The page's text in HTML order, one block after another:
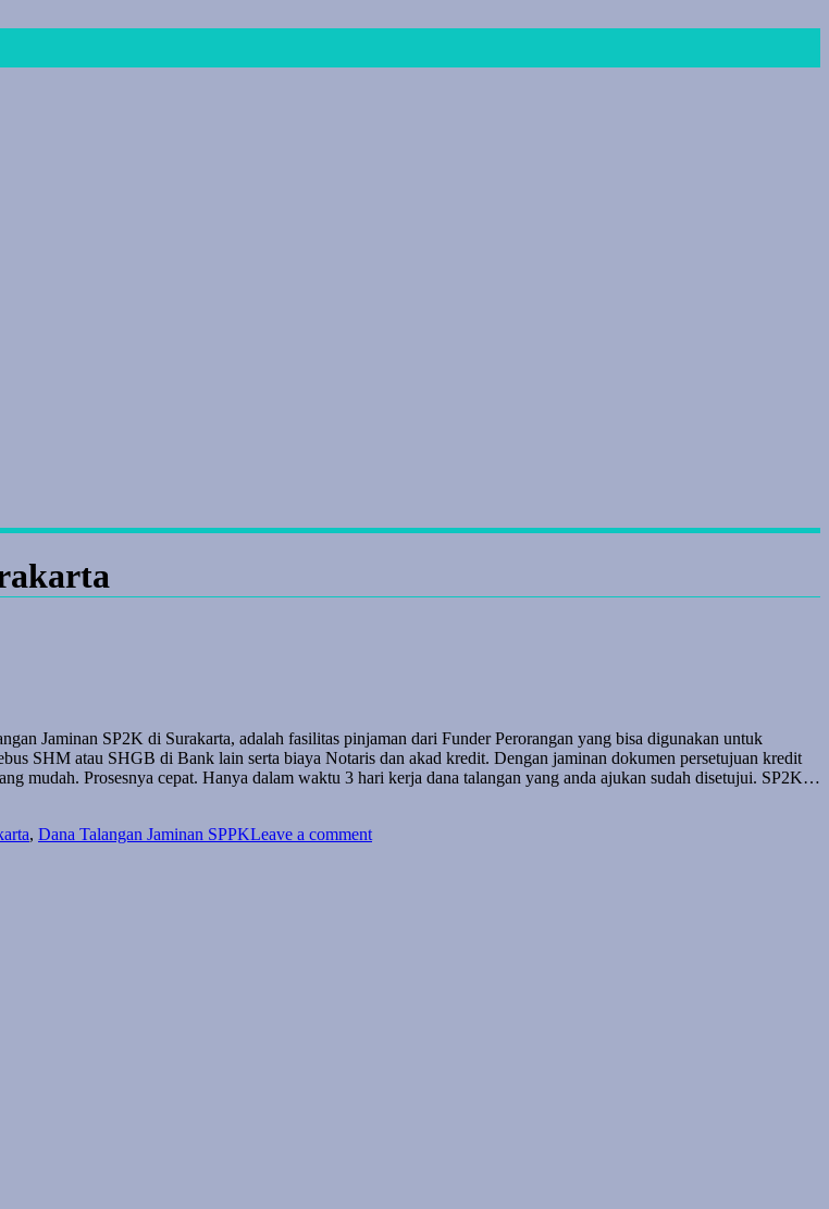
Jaminan SP2K di Surakarta, adalah fasilitas pinjaman dari Funder Perorangan yang bisa digunakan untuk
SHM atau SHGB di Bank lain serta biaya Notaris dan akad kredit. Dengan jaminan dokumen persetujuan kredit
mudah. Prosesnya cepat. Hanya dalam waktu 3 hari kerja dana talangan yang anda ajukan sudah disetujui. SP2K…
, Dana Talangan Jaminan SPPKLeave a comment